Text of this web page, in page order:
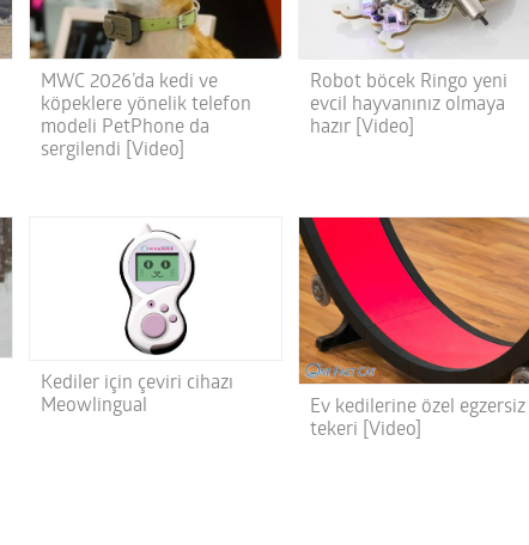
MWC 2026’da kedi ve
köpeklere yönelik telefon
modeli PetPhone da
sergilendi [Video]
Robot böcek Ringo yeni
evcil hayvanınız olmaya
hazır [Video]
Kediler için çeviri cihazı
Meowlingual
Ev kedilerine özel egzersiz
tekeri [Video]